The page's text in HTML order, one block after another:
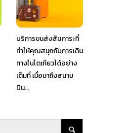
บริการขนส่งสัมภาระที่
ทำให้คุณสนุกกับการเดิน
ทางในโตเกียวได้อย่าง
เต็มที่ เมื่อมาถึงสนาม
บิน...